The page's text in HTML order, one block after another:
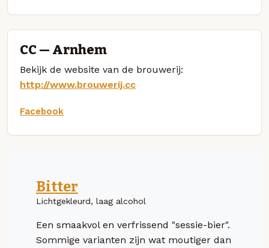
CC — Arnhem
Bekijk de website van de brouwerij:
http://www.brouwerij.cc
Facebook
Bitter
Lichtgekleurd, laag alcohol
Een smaakvol en verfrissend "sessie-bier".
Sommige varianten zijn wat moutiger dan